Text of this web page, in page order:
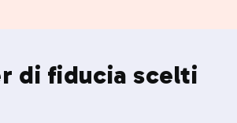
di fiducia scelti